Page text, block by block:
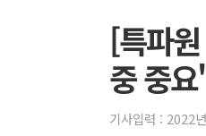
[특파
중 중
기사입력 : 2022